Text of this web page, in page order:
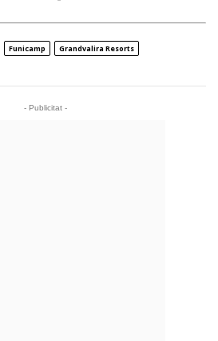
Funicamp
Grandvalira Resorts
- Publicitat -